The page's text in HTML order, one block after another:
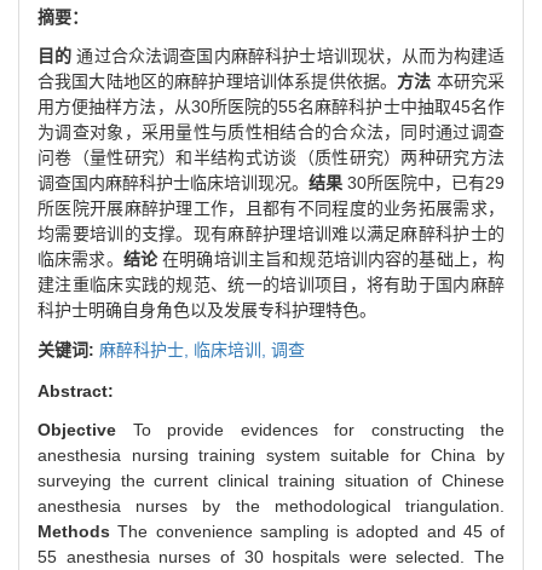
摘要：
目的通过合众法调查国内麻醉科护士培训现状，从而为构建适
合我国大陆地区的麻醉护理培训体系提供依据。 方法 本研究采
用方便抽样方法，从30所医院的55名麻醉科护士中抽取45名作
为调查对象，采用量性与质性相结合的合众法，同时通过调查
问卷（量性研究）和半结构式访谈（质性研究）两种研究方法
调查国内麻醉科护士临床培训现况。 结果 30所医院中，已有29
所医院开展麻醉护理工作，且都有不同程度的业务拓展需求，
均需要培训的支撑。现有麻醉护理培训难以满足麻醉科护士的
临床需求。 结论在明确培训主旨和规范培训内容的基础上，构
建注重临床实践的规范、统一的培训项目，将有助于国内麻醉
科护士明确自身角色以及发展专科护理特色。
关键词: 麻醉科护士, 临床培训, 调查
Abstract:
Objective To provide evidences for constructing the
anesthesia nursing training system suitable for China by
surveying the current clinical training situation of Chinese
anesthesia nurses by the methodological triangulation.
MethodsThe convenience sampling is adopted and 45 of
55 anesthesia nurses of 30 hospitals were selected. The